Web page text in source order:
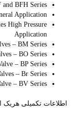
BFH Series
Application
High Pressure
Application
– BM Series
– BO Series
– BP Series
– Br Series
– BV Series
اطلاعات تکمیلی